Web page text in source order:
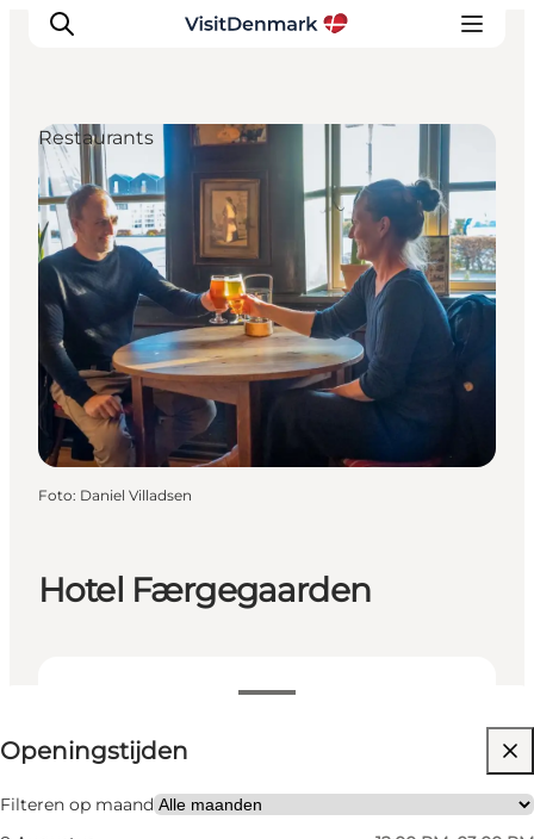
Inspiratie
Bestemmingen
Wat te doen
Accommodaties
Plan je reis
Hotel Færgegaarden
Openingstijden bekijken
Openingstijden
Filteren op maand
Website bezoeken
Restaurants
Foto: Daniel Villadsen